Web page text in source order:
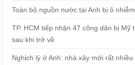
Toàn bộ nguồn nước tại Anh bị ô
TP. HCM tiếp nhận 47 công dân bị Mỹ
sau khi trở về
Nghịch lý ở Anh: nhà xây mới rất